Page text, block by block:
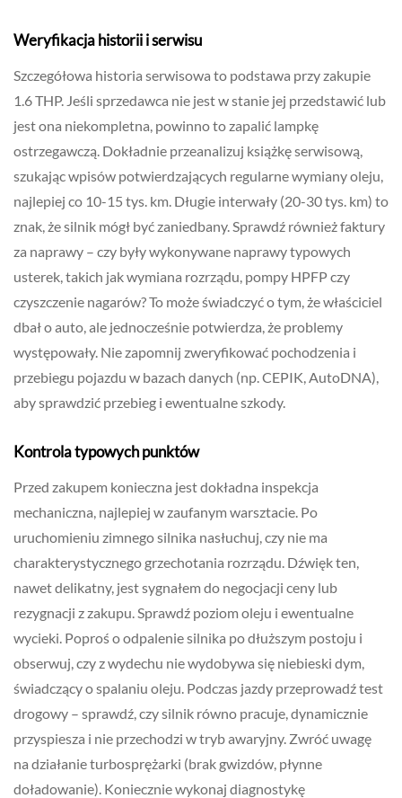
Weryfikacja historii i serwisu
Szczegółowa historia serwisowa to podstawa przy zakupie
1.6 THP. Jeśli sprzedawca nie jest w stanie jej przedstawić lub
jest ona niekompletna, powinno to zapalić lampkę
ostrzegawczą. Dokładnie przeanalizuj książkę serwisową,
szukając wpisów potwierdzających regularne wymiany oleju,
najlepiej co 10-15 tys. km. Długie interwały (20-30 tys. km) to
znak, że silnik mógł być zaniedbany. Sprawdź również faktury
za naprawy – czy były wykonywane naprawy typowych
usterek, takich jak wymiana rozrządu, pompy HPFP czy
czyszczenie nagarów? To może świadczyć o tym, że właściciel
dbał o auto, ale jednocześnie potwierdza, że problemy
występowały. Nie zapomnij zweryfikować pochodzenia i
przebiegu pojazdu w bazach danych (np. CEPIK, AutoDNA),
aby sprawdzić przebieg i ewentualne szkody.
Kontrola typowych punktów
Przed zakupem konieczna jest dokładna inspekcja
mechaniczna, najlepiej w zaufanym warsztacie. Po
uruchomieniu zimnego silnika nasłuchuj, czy nie ma
charakterystycznego grzechotania rozrządu. Dźwięk ten,
nawet delikatny, jest sygnałem do negocjacji ceny lub
rezygnacji z zakupu. Sprawdź poziom oleju i ewentualne
wycieki. Poproś o odpalenie silnika po dłuższym postoju i
obserwuj, czy z wydechu nie wydobywa się niebieski dym,
świadczący o spalaniu oleju. Podczas jazdy przeprowadź test
drogowy – sprawdź, czy silnik równo pracuje, dynamicznie
przyspiesza i nie przechodzi w tryb awaryjny. Zwróć uwagę
na działanie turbosprężarki (brak gwizdów, płynne
doładowanie). Koniecznie wykonaj diagnostykę